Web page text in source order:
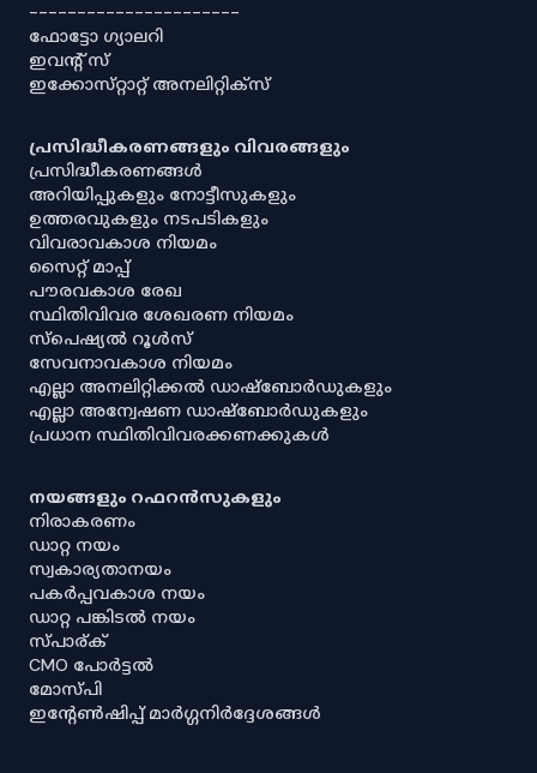
----------------------
ഫോട്ടോ ഗ്യാലറി
ഇവൻ്റ് സ്
ഇക്കോസ്‌റ്റാറ്റ് അനലിറ്റിക്‌സ്
പ്രസിദ്ധീകരണങ്ങളും വിവരങ്ങളും
പ്രസിദ്ധീകരണങ്ങൾ
അറിയിപ്പുകളും നോട്ടീസുകളും
ഉത്തരവുകളും നടപടികളും
വിവരാവകാശ നിയമം
സൈറ്റ് മാപ്പ്
പൗരവകാശ രേഖ
സ്ഥിതിവിവര ശേഖരണ നിയമം
സ്‌പെഷ്യൽ റൂൾസ്
സേവനാവകാശ നിയമം
എല്ലാ അനലിറ്റിക്കൽ ഡാഷ്‌ബോർഡുകളും
എല്ലാ അന്വേഷണ ഡാഷ്‌ബോർഡുകളും
പ്രധാന സ്ഥിതിവിവരക്കണക്കുകൾ
നയങ്ങളും റഫറൻസുകളും
നിരാകരണം
ഡാറ്റ നയം
സ്വകാര്യതാനയം
പകർപ്പവകാശ നയം
ഡാറ്റ പങ്കിടൽ നയം
സ്പാര്ക്
CMO പോർട്ടൽ
മോസ്പി
ഇൻ്റേൺഷിപ്പ് മാർഗ്ഗനിർദ്ദേശങ്ങൾ